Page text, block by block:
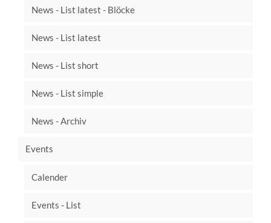
News - List latest - Blöcke
News - List latest
News - List short
News - List simple
News - Archiv
Events
Calender
Events - List